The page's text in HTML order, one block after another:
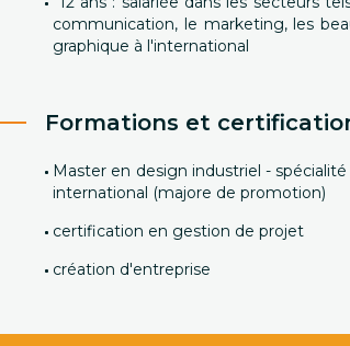
communication, le marketing, les
graphique à l'international
Formations et
Master en design industriel -
international (majore de promotion)
certification en gestion de projet
création d'entreprise